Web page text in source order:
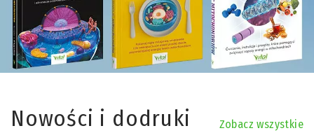
Nowości i dodruki Zobacz wszystkie